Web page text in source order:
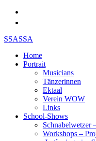
SSASSA
Home
Portrait
Musicians
Tänzerinnen
Ektaal
Verein WOW
Links
School-Shows
Schnabelwetzer
Workshops –